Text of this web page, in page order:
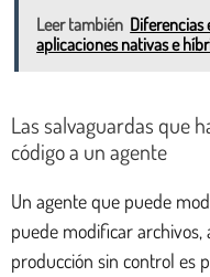
Leer también Diferencias
aplicaciones nativas e
Las salvaguardas que
código a un agente
Un agente que puede
puede modificar archivos,
producción sin control es